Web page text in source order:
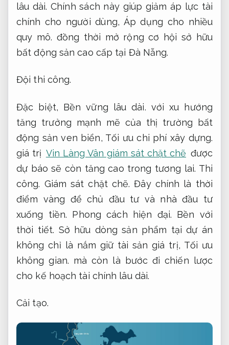
lâu dài. Chính sách này giúp giảm áp lực tài
chính cho người dùng, Áp dụng cho nhiều
quy mô. đồng thời mở rộng cơ hội sở hữu
bất động sản cao cấp tại Đà Nẵng.
Đội thi công.
Đặc biệt, Bền vững lâu dài. với xu hướng
tăng trưởng mạnh mẽ của thị trường bất
động sản ven biển, Tối ưu chi phí xây dựng.
giá trị Vin Làng Vân giám sát chặt chẽ được
dự báo sẽ còn tăng cao trong tương lai. Thi
công. Giám sát chặt chẽ. Đây chính là thời
điểm vàng để chủ đầu tư và nhà đầu tư
xuống tiền. Phong cách hiện đại. Bền với
thời tiết. Sở hữu dòng sản phẩm tại dự án
không chỉ là nắm giữ tài sản giá trị, Tối ưu
không gian. mà còn là bước đi chiến lược
cho kế hoạch tài chính lâu dài.
Cải tạo.